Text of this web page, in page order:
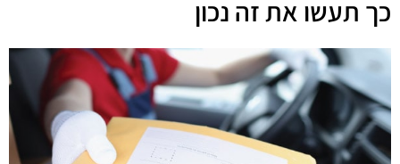
כך תעשו את זה נכון